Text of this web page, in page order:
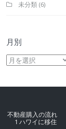
未分類 (6)
月別
月
別
不動産購入の流れ
1 ハワイに移住